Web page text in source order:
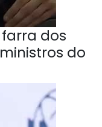
dos
do